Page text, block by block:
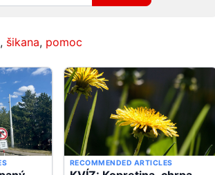
, šikana, pomoc